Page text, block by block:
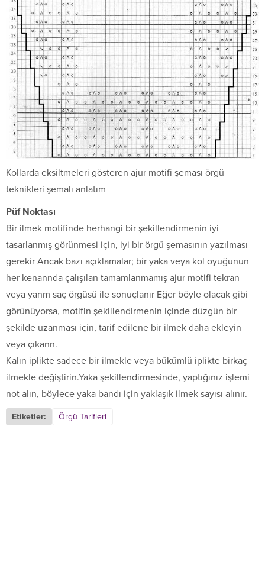
Kollarda eksiltmeleri gösteren ajur motifi şeması örgü
teknikleri şemalı anlatım
Püf Noktası
Bir ilmek motifinde herhangi bir şekillendirmenin iyi
tasarlanmış görünmesi için, iyi bir örgü şemasının yazılması
gerekir Ancak bazı açıklamalar; bir yaka veya kol oyuğunun
her kenannda çalışılan tamamlanmamış ajur motifi tekran
veya yanm saç örgüsü ile sonuçlanır Eğer böyle olacak gibi
görünüyorsa, motifin şekillendirmenin içinde düzgün bir
şekilde uzanması için, tarif edilene bir ilmek daha ekleyin
veya çıkann.
Kalın iplikte sadece bir ilmekle veya bükümlü iplikte birkaç
ilmekle değiştirin.Yaka şekillendirmesinde, yaptığınız işlemi
not alın, böylece yaka bandı için yaklaşık ilmek sayısı alınır.
Etiketler: Örgü Tarifleri